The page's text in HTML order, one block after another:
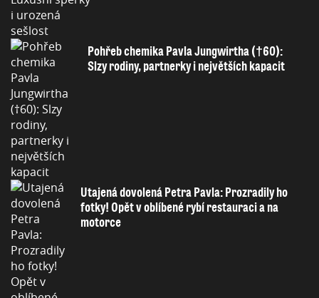
Pohřeb chemika Pavla Jungwirtha (†60):
Slzy rodiny, partnerky i největších kapacit
Utajená dovolená Petra Pavla: Prozradily ho
fotky! Opět v oblíbené rybí restauraci a na
motorce